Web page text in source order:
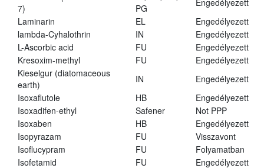
7)
PG
Engedélyezett
Laminarin
EL
Engedélyezett
lambda-Cyhalothrin
IN
Engedélyezett
L-Ascorbic acid
FU
Engedélyezett
Kresoxim-methyl
FU
Engedélyezett
Kieselgur (diatomaceous
earth)
IN
Engedélyezett
Isoxaflutole
HB
Engedélyezett
Isoxadifen-ethyl
Safener
Not PPP
Isoxaben
HB
Engedélyezett
Isopyrazam
FU
Visszavont
Isoflucypram
FU
Folyamatban
Isofetamid
FU
Engedélyezett